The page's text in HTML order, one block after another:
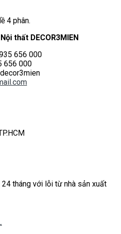
4 phân.
thất DECOR3MIEN
656 000
656 000
tháng với lỗi từ nhà sản xuất